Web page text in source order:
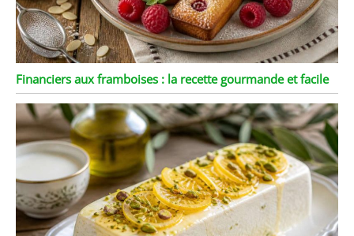
Financiers aux framboises : la recette gourmande et facile